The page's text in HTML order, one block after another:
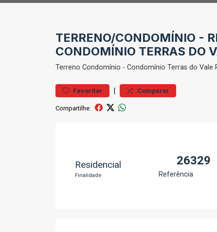
TERRENO/CONDOMÍNIO -
CONDOMÍNIO TERRAS DO
Terreno Condomínio - Condomínio Terras do Vale
Favoritar | Comparar
Compartilhe:
Residencial
Finalidade
26329
Referência